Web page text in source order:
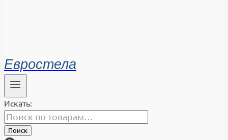
Евростела
Искать:
Поиск